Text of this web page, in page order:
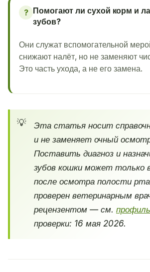
? Помогают ли сухой корм и
зубов?
Они служат вспомогательной
снижают налёт, но не заменяют
Это часть ухода, а не его замена.
Эта статья носит
и не заменяет очный
Поставить диагноз и
зубов кошки может только
после осмотра полости
проверен ветеринарным
рецензентом — см.
проверки: 16 мая 2026.